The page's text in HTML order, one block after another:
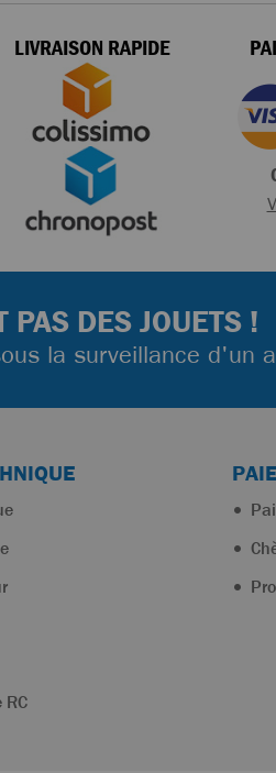
LIVRAISON RAPIDE
PAS DES JOUETS !
la surveillance d'un